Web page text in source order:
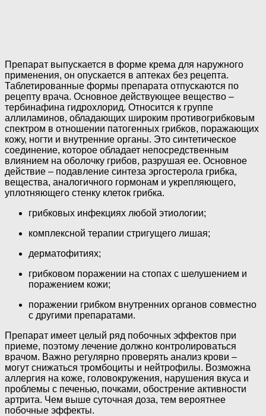
Препарат выпускается в форме крема для наружного
применения, он опускается в аптеках без рецепта.
Таблетированные формы препарата отпускаются по
рецепту врача. Основное действующее вещество –
тербинафина гидрохлорид. Относится к группе
аллиламинов, обладающих широким противогрибковым
спектром в отношении патогенных грибков, поражающих
кожу, ногти и внутренние органы. Это синтетическое
соединение, которое обладает непосредственным
влиянием на оболочку грибов, разрушая ее. Основное
действие – подавление синтеза эргостерола грибка,
вещества, аналогичного гормонам и укрепляющего,
уплотняющего стенку клеток грибка.
грибковых инфекциях любой этиологии;
комплексной терапии стригущего лишая;
дерматофитиях;
грибковом поражении на стопах с шелушением и
поражением кожи;
поражении грибком внутренних органов совместно
с другими препаратами.
Препарат имеет целый ряд побочных эффектов при
приеме, поэтому лечение должно контролироваться
врачом. Важно регулярно проверять анализ крови –
могут снижаться тромбоциты и нейтрофилы. Возможна
аллергия на коже, головокружения, нарушения вкуса и
проблемы с печенью, почками, обострение активности
артрита. Чем выше суточная доза, тем вероятнее
побочные эффекты.